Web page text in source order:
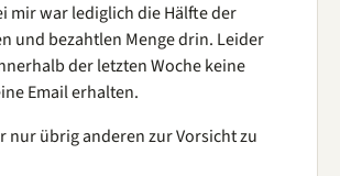
mir war lediglich die Hälfte der
und bezahtlen Menge drin. Leider
der letzten Woche keine
Email erhalten.
nur übrig anderen zur Vorsicht zu